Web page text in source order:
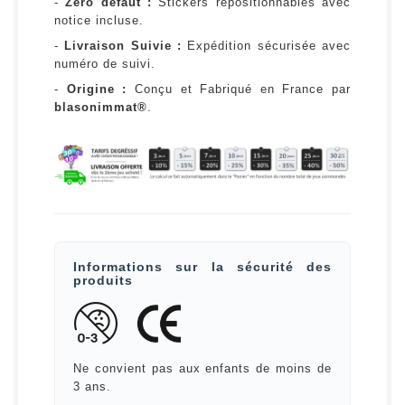
notice incluse.
-
Livraison Suivie :
Expédition sécurisée avec
numéro de suivi.
- Origine :
Conçu et Fabriqué en France par
blasonimmat®
Informations sur la sécurité des
produits
Ne convient pas aux enfants de moins de
3 ans.